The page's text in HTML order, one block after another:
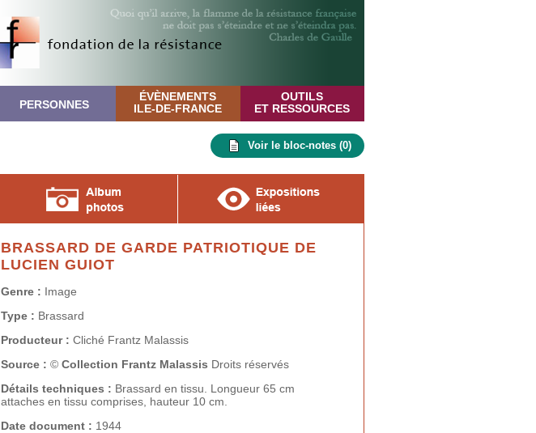
PERSONNES
ÉVÈNEMENTS
ILE-DE-FRANCE
OUTILS
ET RESSOURCES
Voir le bloc-notes (0)
BRASSARD DE GARDE PATRIOTIQUE DE
LUCIEN GUIOT
Genre : Image
Type : Brassard
Producteur : Cliché Frantz Malassis
Source : © Collection Frantz Malassis Droits réservés
Détails techniques : Brassard en tissu. Longueur 65 cm
attaches en tissu comprises, hauteur 10 cm.
Date document : 1944